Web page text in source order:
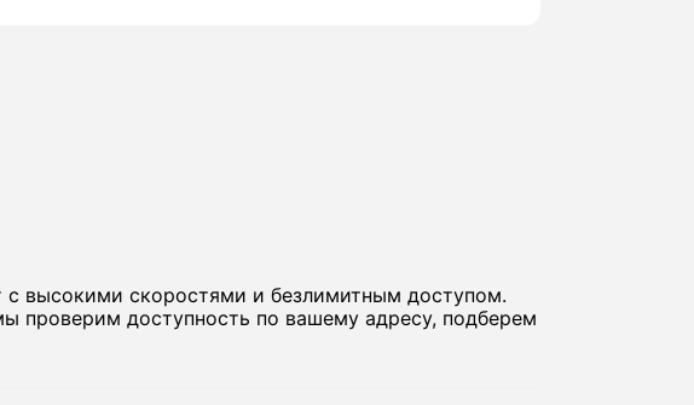
высокими скоростями и безлимитным доступом.
проверим доступность по вашему адресу, подберем